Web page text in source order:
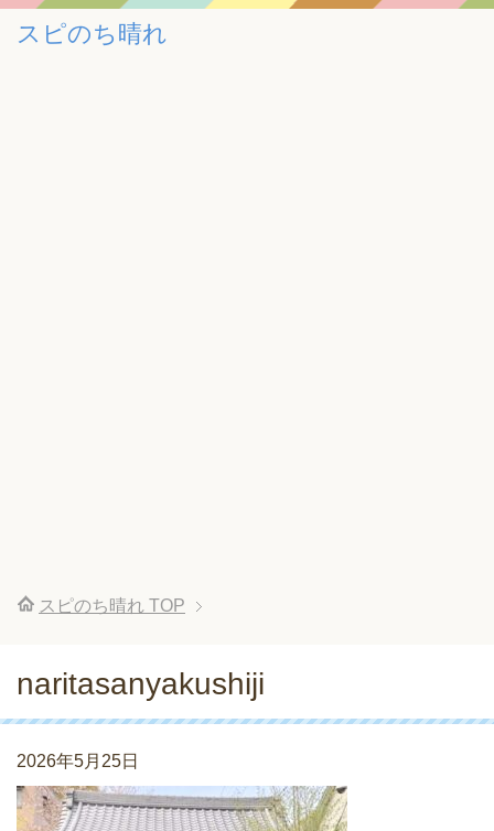
スピのち晴れ
スピのち晴れ TOP
naritasanyakushiji
2026年5月25日